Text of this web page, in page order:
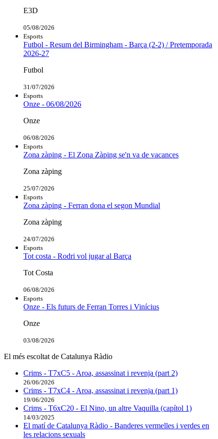
E3D
05/08/2026
Esports
Futbol - Resum del Birmingham - Barça (2-2) / Pretemporada
2026-27
Futbol
31/07/2026
Esports
Onze - 06/08/2026
Onze
06/08/2026
Esports
Zona zàping - El Zona Zàping se'n va de vacances
Zona zàping
25/07/2026
Esports
Zona zàping - Ferran dona el segon Mundial
Zona zàping
24/07/2026
Esports
Tot costa - Rodri vol jugar al Barça
Tot Costa
06/08/2026
Esports
Onze - Els futurs de Ferran Torres i Vinícius
Onze
03/08/2026
El més escoltat de Catalunya Ràdio
Crims - T7xC5 - Aroa, assassinat i revenja (part 2)
26/06/2026
Crims - T7xC4 - Aroa, assassinat i revenja (part 1)
19/06/2026
Crims - T6xC20 - El Nino, un altre Vaquilla (capítol 1)
14/03/2025
El matí de Catalunya Ràdio - Banderes vermelles i verdes en
les relacions sexuals